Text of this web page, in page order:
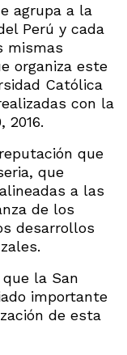
agrupa a la
Perú y cada
mismas
organiza este
Católica
con la
2016.
que
que
a las
de los
desarrollos
la San
importante
de esta